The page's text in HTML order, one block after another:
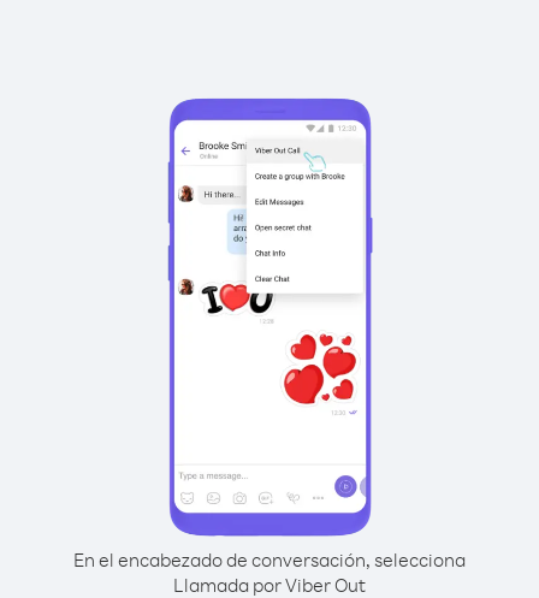
En el encabezado de conversación, selecciona
Llamada por Viber Out